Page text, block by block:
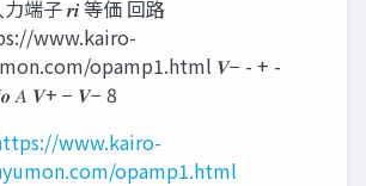
端子 𝒓𝒊 等価 回路
www.kairo-
opamp1.html 𝑽− - + -
𝐴 𝑽+ − 𝑽− 8
www.kairo-
opamp1.html